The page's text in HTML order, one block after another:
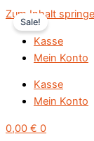
Zum Inhalt
Kasse
Mein Konto
Kasse
Mein Konto
0,00 € 0
Sale!